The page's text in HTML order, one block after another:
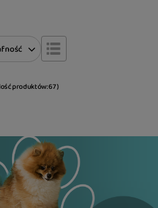
produktów:67)